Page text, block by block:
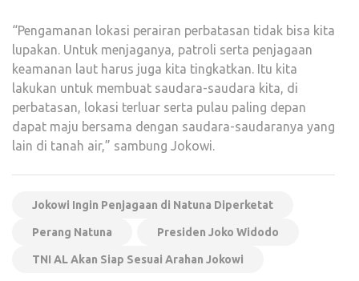
“Pengamanan lokasi perairan perbatasan tidak bisa kita
lupakan. Untuk menjaganya, patroli serta penjagaan
keamanan laut harus juga kita tingkatkan. Itu kita
lakukan untuk membuat saudara-saudara kita, di
perbatasan, lokasi terluar serta pulau paling depan
dapat maju bersama dengan saudara-saudaranya yang
lain di tanah air,” sambung Jokowi.
Jokowi Ingin Penjagaan di Natuna Diperketat
Perang Natuna Presiden Joko Widodo
TNI AL Akan Siap Sesuai Arahan Jokowi